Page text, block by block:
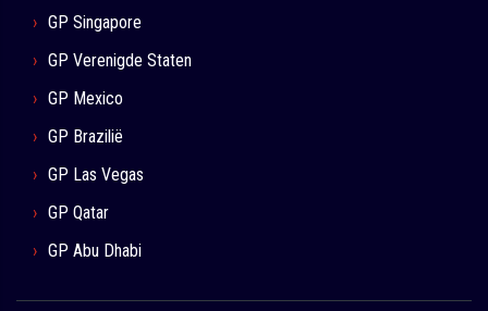
GP Singapore
GP Verenigde Staten
GP Mexico
GP Brazilië
GP Las Vegas
GP Qatar
GP Abu Dhabi